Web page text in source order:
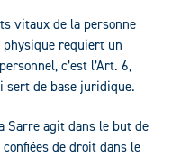
vitaux de la personne
physique requiert un
c’est l’Art. 6,
sert de base juridique.
Sarre agit dans le but de
de droit dans le